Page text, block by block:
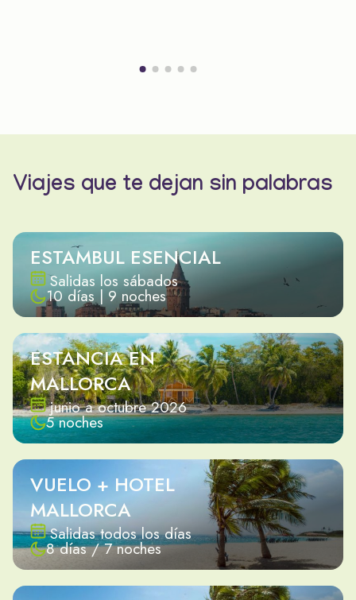
Viajes que te dejan sin palabras
ESTAMBUL ESENCIAL
Salidas los sábados
10 días | 9 noches
ESTANCIA EN
MALLORCA
junio a octubre 2026
5 noches
VUELO + HOTEL
MALLORCA
Salidas todos los días
8 días / 7 noches